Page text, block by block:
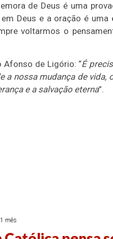
de Deus é uma
Deus e a oração é uma
voltarmos o
Afonso de Ligório: “É
nossa mudança de vida,
e a salvação eterna”.
mês